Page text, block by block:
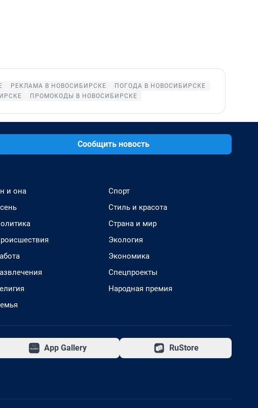
РЕКЛАМА В НОВОСИБИРСКЕ
ПОГОДА В НОВОСИБИРСКЕ
ПРОМОКОДЫ В НОВОСИБИРСКЕ
Сообщить новость
и она
Спорт
Стиль и красота
Страна и мир
Экология
Экономика
Спецпроекты
Народная премия
App Gallery RuStore